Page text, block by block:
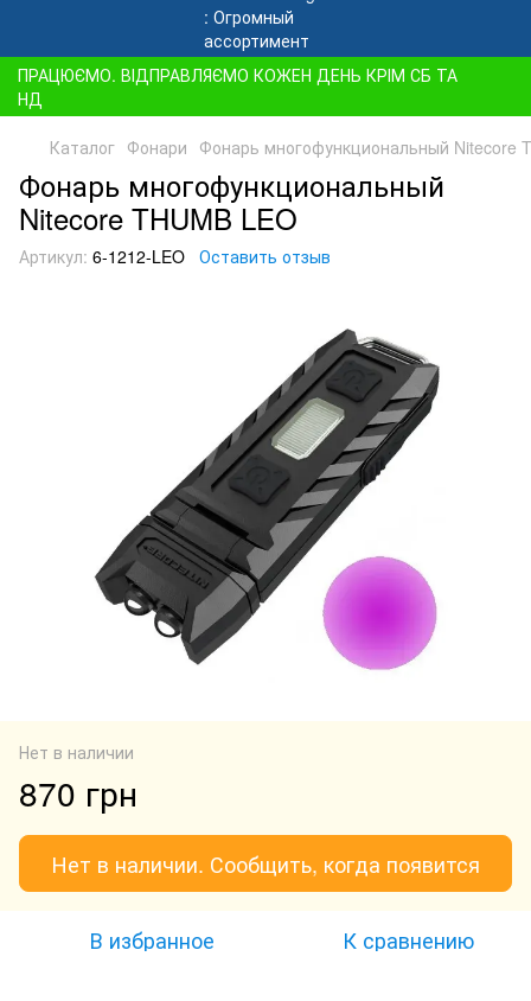
ПРАЦЮЄМО. ВІДПРАВЛЯЄМО КОЖЕН ДЕНЬ КРІМ СБ ТА
НД
Каталог Фонари Фонарь многофункциональный Nitecore
Фонарь многофункциональный
Nitecore THUMB LEO
Артикул: 6-1212-LEO Оставить отзыв
Нет в наличии
870 грн
Нет в наличии. Сообщить, когда появится
В избранное К сравнению